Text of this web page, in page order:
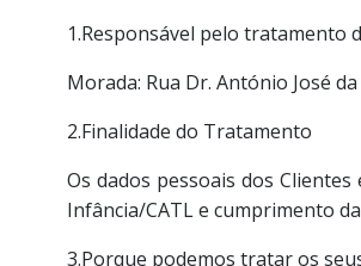
1.Responsável pelo tratamento
Morada: Rua Dr. António José
2.Finalidade do Tratamento
Os dados pessoais dos
Infância/CATL e cumprimento
3.Porque podemos tratar os